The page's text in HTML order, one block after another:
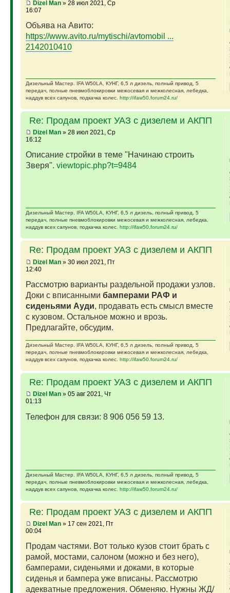
Dizel Man» 28 июл 2021, Ср
16:07
Объява на Авито:
https://www.avito.ru/mytischi/avtomobil ...
2142010410
Дизельный Мастер. IFA W50LA, КУНГ, 6,5 л дизель, полный привод, 5
передач, полные пневмоблокировки межосевая и межколесная, лебедка,
наддув всех сапунов, подкачка колес. http://ifaw50.forum24.ru/
Re: Продам проект УАЗ с дизелем и АКПП
Dizel Man» 28 июл 2021, Ср
16:12
Описание стройки в теме "Начинаю строить
Зверя". viewtopic.php?t=9484
Дизельный Мастер. IFA W50LA, КУНГ, 6,5 л дизель, полный привод, 5
передач, полные пневмоблокировки межосевая и межколесная, лебедка,
наддув всех сапунов, подкачка колес. http://ifaw50.forum24.ru/
Re: Продам проект УАЗ с дизелем и АКПП
Dizel Man» 30 июл 2021, Пт
12:40
Рассмотрю варианты раздельной продажи узлов.
Доки с вписанными бамперами РАФ и
сиденьями Ауди, продавать есть смысл вместе
с кузовом. Остальное можно и врозь.
Предлагайте, обсудим.
Дизельный Мастер. IFA W50LA, КУНГ, 6,5 л дизель, полный привод, 5
передач, полные пневмоблокировки межосевая и межколесная, лебедка,
наддув всех сапунов, подкачка колес. http://ifaw50.forum24.ru/
Re: Продам проект УАЗ с дизелем и АКПП
Dizel Man» 05 авг 2021, Чт
01:13
Телефон для связи: 8 906 056 59 13.
Дизельный Мастер. IFA W50LA, КУНГ, 6,5 л дизель, полный привод, 5
передач, полные пневмоблокировки межосевая и межколесная, лебедка,
наддув всех сапунов, подкачка колес. http://ifaw50.forum24.ru/
Re: Продам проект УАЗ с дизелем и АКПП
Dizel Man» 17 сен 2021, Пт
00:04
Продам частями. Вот только кузов стоит брать с
рамой, мостами, салоном (можно и без него),
бамперами, сиденьями и доками, в которые
сиденья и бампера уже вписаны. Рассмотрю
адекватные предложения. Обменяю. Нужны ЖД/